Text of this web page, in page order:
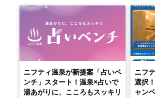
ニフティ温泉が新提案「占いベ
ンチ」スタート！温泉×占いで
湯あがりに、こころもスッキリ
ニフ
選択
ャン